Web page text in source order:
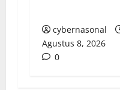
cybernasonal
Agustus 8, 2026
0